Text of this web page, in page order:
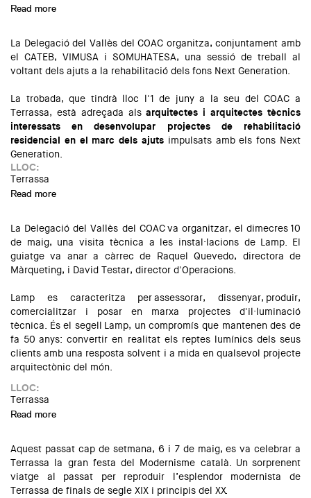
Read more
La Delegació del Vallès del COAC organitza, conjuntament amb
el CATEB, VIMUSA i SOMUHATESA, una sessió de treball al
voltant dels ajuts a la rehabilitació dels fons Next Generation.
La trobada, que tindrà lloc l'1 de juny a la seu del COAC a
Terrassa, està adreçada alsarquitectes i arquitectes tècnics
interessats en desenvolupar projectes de rehabilitació
residencial en el marc dels ajuts impulsats amb els fons Next
Generation.
LLOC:
Terrassa
Read more
La Delegació del Vallès del COAC va organitzar, el dimecres 10
de maig, una visita tècnica a les instal·lacions de Lamp. El
guiatge va anar a càrrec de Raquel Quevedo, directora de
Màrqueting, i David Testar, director d'Operacions.
Lamp es caracteritza per assessorar, dissenyar, produir,
comercialitzar i posar en marxa projectes d'il·luminació
tècnica. És el segell Lamp, un compromís que mantenen des de
fa 50 anys: convertir en realitat els reptes lumínics dels seus
clients amb una resposta solvent i a mida en qualsevol projecte
arquitectònic del món.
LLOC:
Terrassa
Read more
Aquest passat cap de setmana, 6 i 7 de maig, es va celebrar a
Terrassa la gran festa del Modernisme català. Un sorprenent
viatge al passat per reproduir l’esplendor modernista de
Terrassa de finals de segle XIX i principis del XX.